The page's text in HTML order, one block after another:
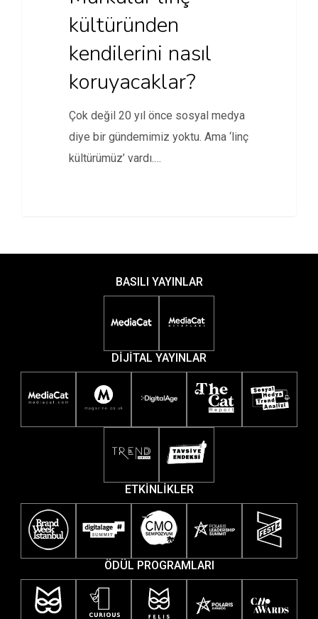
kültüründen
kendilerini nasıl
koruyacaklar?
Çok değil 20 yıl önce sosyal medya
diye bir gündemimiz yoktu. Ama ‘linç
kültürümüz’ vardı.…
BASILI YAYINLAR
DİJİTAL YAYINLAR
ETKİNLİKLER
ÖDÜL PROGRAMLARI